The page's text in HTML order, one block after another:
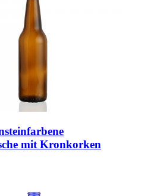
mit Kronkorken